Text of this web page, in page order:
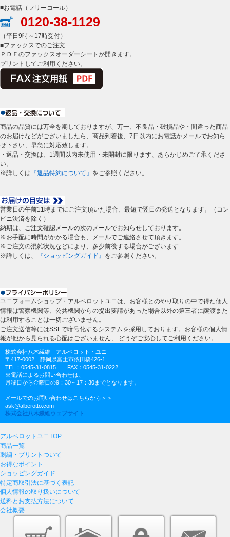
■お電話（フリーコール）
0120-38-1129
（平日9時～17時受付）
■ファックスでのご注文
ＰＤＦのファックスオーダーシートが開きます。
プリントしてご利用ください。
商品の品質には万全を期しておりますが、万一、不良品・破損品や・間違った商品
のお届けなどがございましたら、商品到着後、7日以内にお電話かメールでお知ら
せ下さい、早急に対応致します。
・返品・交換は、1週間以内未使用・未開封に限ります、あらかじめご了承くださ
い。
※詳しくは 『返品特約について』 をご参照ください。
営業日の午前11時までにご注文頂いた場合、最短で翌日の発送となります。（コン
ビニ決済を除く）
納期は、ご注文確認メールの次のメールでお知らせしております。
※お手配に時間がかかる場合も、メールでご連絡させて頂きます。
※ご注文の混雑状況などにより、多少前後する場合がございます
※詳しくは、
『ショッピングガイド』 をご参照ください。
ユニフォームショップ・アルベロットユニは、お客様とのやり取りの中で得た個人
情報は警察機関等、公共機関からの提出要請があった場合以外の第三者に譲渡また
は利用することは一切ございません。
ご注文送信等にはSSLで暗号化するシステムを採用しております。お客様の個人情
報が他から見られる心配はございません、 どうぞご安心してご利用ください。
株式会社八木繊維 アルベロット・ユニ
〒417-0002 静岡県富士市依田橋426-1
TEL：0545-31-0815 FAX：0545-31-0222
※電話によるお問い合わせは、
月曜日から金曜日の9：30～17：30までとなります。
メールでのお問い合わせはこちらから＞＞
ask@alberotto.com
株式会社八木繊維ウェブサイト
アルベロットユニTOP
商品一覧
刺繍・プリントついて
お得なポイント
ショッピングガイド
特定商取引法に基づく表記
個人情報の取り扱いについて
送料とお支払方法について
会社概要